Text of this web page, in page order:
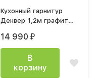
Кухонный гарнитур
Денвер 1,2м графит
14 990 ₽
В
корзину